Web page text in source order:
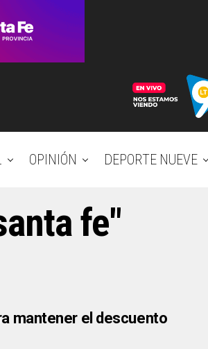
OPINIÓN DEPORTE NUEVE
fe"
mantener el descuento